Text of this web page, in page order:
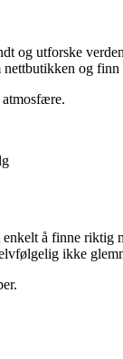
og utforske
nettbutikken og
å finne
ikke